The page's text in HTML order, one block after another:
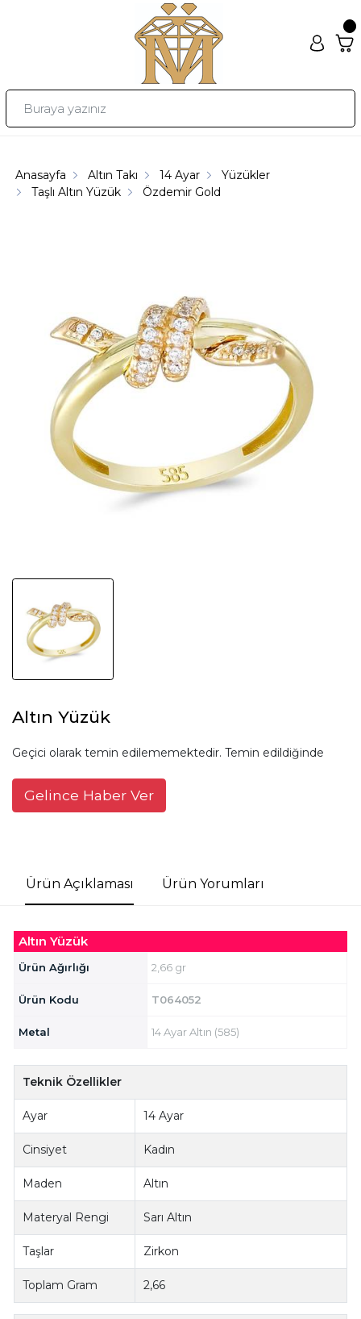
Anasayfa Altın Takı 14 Ayar
Yüzükler
Taşlı Altın Yüzük
Özdemir Gold
Altın Yüzük
Geçici olarak temin edilememektedir. Temin edildiğinde
Gelince Haber Ver
Ürün Açıklaması Ürün Yorumları
Altın Yüzük
Ürün Ağırlığı 2,66 gr
Ürün Kodu T064052
Metal 14 Ayar Altın (585)
Teknik Özellikler
Ayar 14 Ayar
Cinsiyet Kadın
Maden Altın
Materyal Rengi Sarı Altın
Taşlar Zirkon
Toplam Gram 2,66